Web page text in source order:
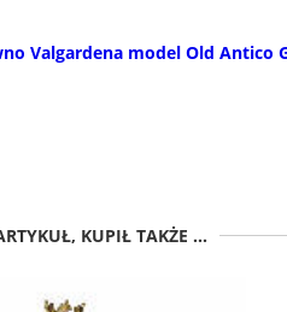
Valgardena model Old Antico
KUPIŁ TAKŻE ...